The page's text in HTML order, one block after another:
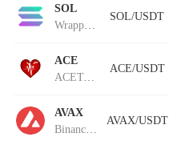
SOL
SOL/USDT
ACE
ACEToken
ACE/USDT
AVAX
AVAX/USDT